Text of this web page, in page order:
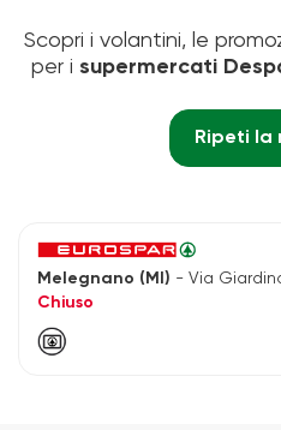
Scopri i volantini, le
per i supermercati
Ripeti la
Melegnano (MI) - Via
Chiuso